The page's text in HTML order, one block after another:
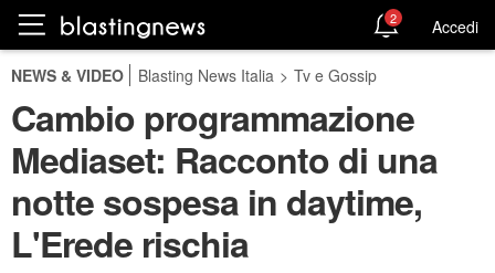
2 Accedi
NEWS & VIDEO Blasting News Italia > Tv e Gossip
Cambio programmazione
Mediaset: Racconto di una
notte sospesa in daytime,
L'Erede rischia